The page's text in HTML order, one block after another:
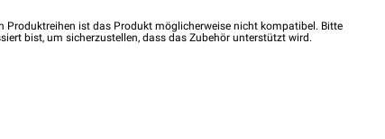
Produktreihen ist das Produkt möglicherweise nicht kompatibel. Bitte
bist, um sicherzustellen, dass das Zubehör unterstützt wird.